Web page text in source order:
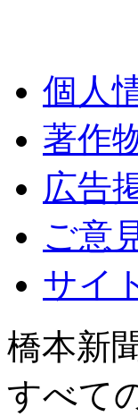
個人
著作
広告
ご意
サイ
橋本新
すべて